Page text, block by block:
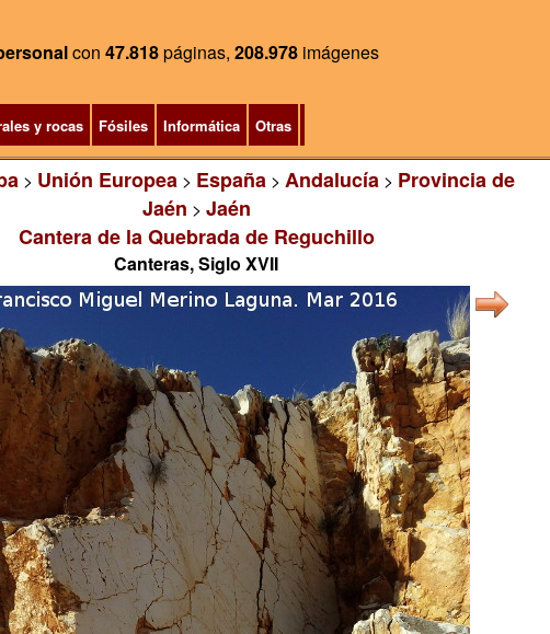
con 47.818páginas, 208.978 imágenes
y rocas Fósiles Informática Otras
> Unión Europea> España> Andalucía> Provincia de
Jaén > Jaén
Cantera de la Quebrada de Reguchillo
Canteras, Siglo XVII